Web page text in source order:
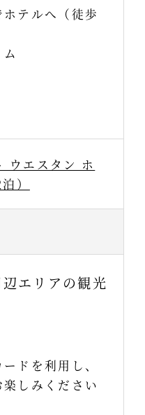
テルへ（徒歩
ウエスタン ホ
）
エリアの観光
ドを利用し、
しみください